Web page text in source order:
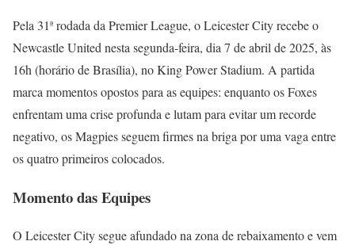
Pela 31ª rodada da Premier League, o Leicester City recebe o
Newcastle United nesta segunda-feira, dia 7 de abril de 2025, às
16h (horário de Brasília), no King Power Stadium. A partida
marca momentos opostos para as equipes: enquanto os Foxes
enfrentam uma crise profunda e lutam para evitar um recorde
negativo, os Magpies seguem firmes na briga por uma vaga entre
os quatro primeiros colocados.
Momento das Equipes
O Leicester City segue afundado na zona de rebaixamento e vem